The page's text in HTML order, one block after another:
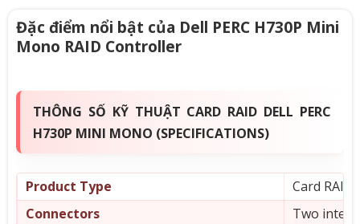
Đặc điểm nổi bật của Dell PERC H730P Mini
Mono RAID Controller
THÔNG SỐ KỸ THUẬT CARD RAID DELL PERC
H730P MINI MONO (SPECIFICATIONS)
Product Type
Card
Connectors
Two